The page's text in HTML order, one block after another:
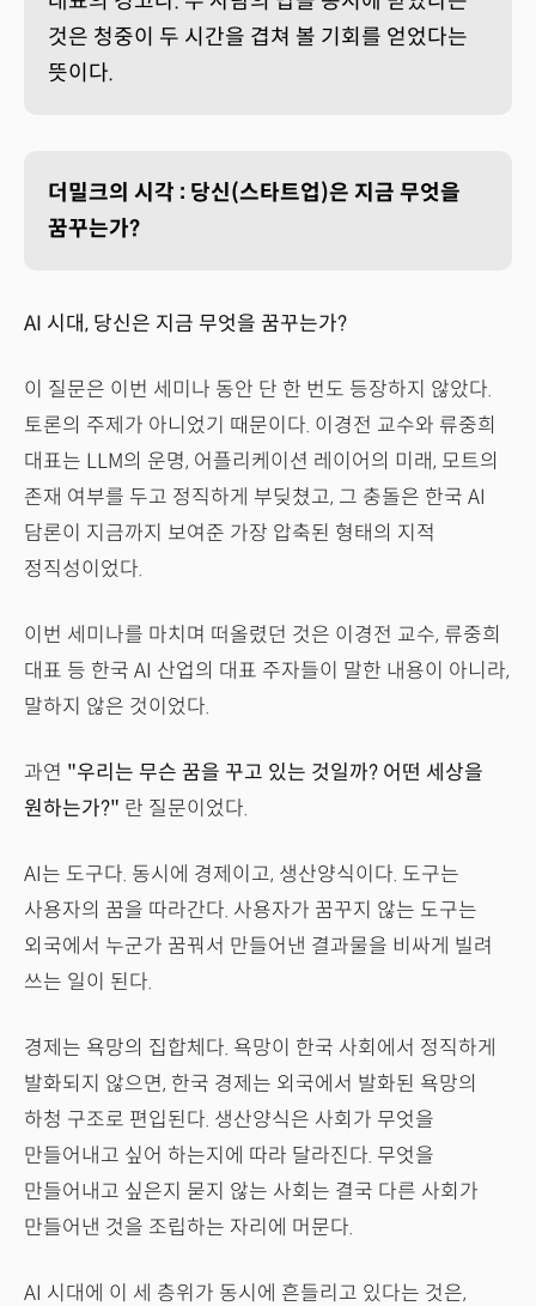
것은 청중이 두 시간을 겹쳐 볼 기회를 얻었다는
뜻이다.
더밀크의 시각 : 당신(스타트업)은 지금 무엇을
꿈꾸는가?
AI 시대, 당신은 지금 무엇을 꿈꾸는가?
이 질문은 이번 세미나 동안 단 한 번도 등장하지 않았다.
토론의 주제가 아니었기 때문이다. 이경전 교수와 류중희
대표는 LLM의 운명, 어플리케이션 레이어의 미래, 모트의
존재 여부를 두고 정직하게 부딪쳤고, 그 충돌은 한국 AI
담론이 지금까지 보여준 가장 압축된 형태의 지적
정직성이었다.
이번 세미나를 마치며 떠올렸던 것은 이경전 교수, 류중희
대표 등 한국 AI 산업의 대표 주자들이 말한 내용이 아니라,
말하지 않은 것이었다.
과연 "우리는 무슨 꿈을 꾸고 있는 것일까? 어떤 세상을
원하는가?" 란 질문이었다.
AI는 도구다. 동시에 경제이고, 생산양식이다. 도구는
사용자의 꿈을 따라간다. 사용자가 꿈꾸지 않는 도구는
외국에서 누군가 꿈꿔서 만들어낸 결과물을 비싸게 빌려
쓰는 일이 된다.
경제는 욕망의 집합체다. 욕망이 한국 사회에서 정직하게
발화되지 않으면, 한국 경제는 외국에서 발화된 욕망의
하청 구조로 편입된다. 생산양식은 사회가 무엇을
만들어내고 싶어 하는지에 따라 달라진다. 무엇을
만들어내고 싶은지 묻지 않는 사회는 결국 다른 사회가
만들어낸 것을 조립하는 자리에 머문다.
AI 시대에 이 세 층위가 동시에 흔들리고 있다는 것은,